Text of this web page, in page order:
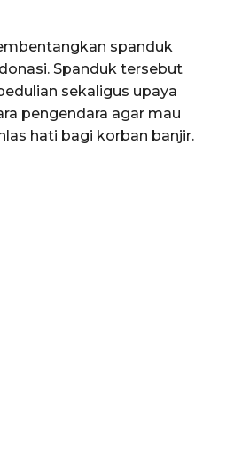
spanduk
Spanduk tersebut
sekaligus upaya
pengendara agar mau
hati bagi korban banjir.